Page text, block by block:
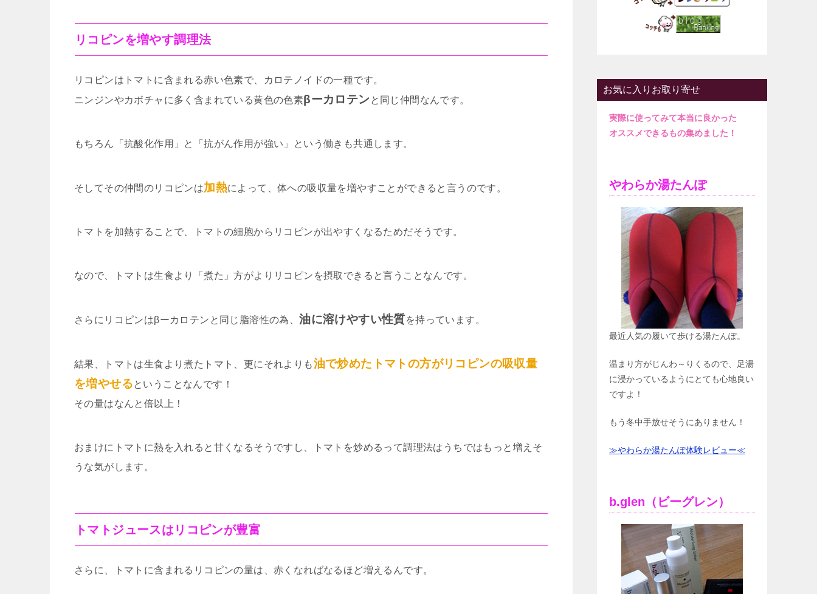
リコピンを増やす調理法
リコピンはトマトに含まれる赤い色素で、カロテノイドの一種です。
ニンジンやカボチャに多く含まれている黄色の色素βーカロテン と同じ仲間なんです。
もちろん「抗酸化作用」と「抗がん作用が強い」という働きも共通します。
そしてその仲間のリコピンは加熱によって、体への吸収量を増やすことができると言うのです。
トマトを加熱することで、トマトの細胞からリコピンが出やすくなるためだそうです。
なので、トマトは生食より「煮た」方がよりリコピンを摂取できると言うことなんです。
さらにリコピンはβーカロテンと同じ脂溶性の為、油に溶けやすい性質を持っています。
結果、トマトは生食より煮たトマト、更にそれよりも油で炒めたトマトの方がリコピンの吸収量
を増やせるということなんです！
その量はなんと倍以上！
おまけにトマトに熱を入れると甘くなるそうですし、トマトを炒めるって調理法はうちではもっと増えそ
うな気がします。
トマトジュースはリコピンが豊富
さらに、トマトに含まれるリコピンの量は、赤くなればなるほど増えるんです。
お気に入りお取り寄せ
実際に使ってみて本当に良かった
オススメできるもの集めました！
やわらか湯たんぽ
最近人気の履いて歩ける湯たんぽ。
温まり方がじんわ～りくるので、足湯
に浸かっているようにとても心地良い
ですよ！
もう冬中手放せそうにありません！
≫やわらか湯たんぽ体験レビュー≪
b.glen（ビーグレン）